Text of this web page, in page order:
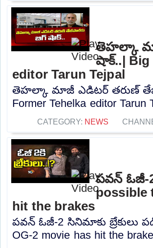
తెహల్కా
షాక్..| Big
editor Tarun Tejpal
తెహల్కా మాజీ ఎడిటర్ తరుణ్
Former Tehelka editor Tarun
CATEGORY: NEWS
పవన్ ఓజీ-
possible
hit the brakes
పవన్ ఓజీ-2 సినిమాకు బ్రేకులు
OG-2 movie has hit the